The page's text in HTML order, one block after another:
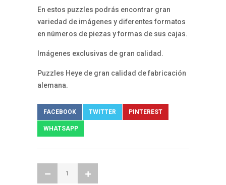
En estos puzzles podrás encontrar gran
variedad de imágenes y diferentes formatos
en números de piezas y formas de sus cajas.
Imágenes exclusivas de gran calidad.
Puzzles Heye de gran calidad de fabricación
alemana.
FACEBOOK TWITTER PINTEREST
WHATSAPP